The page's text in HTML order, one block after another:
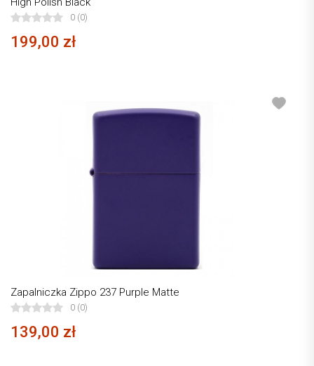
0 (0)
199,00 zł
Zapalniczka Zippo 237 Purple Matte
0 (0)
139,00 zł